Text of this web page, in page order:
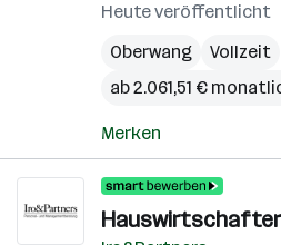
Heute veröffentlicht
Oberwang
Vollzeit
ab 2.061,51 €
Merken